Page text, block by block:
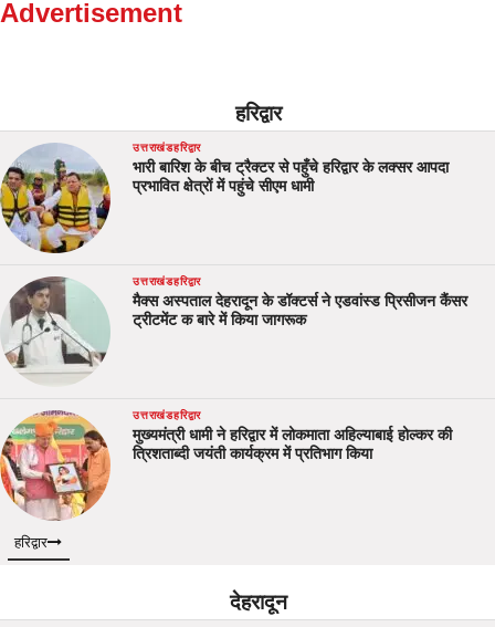
Advertisement
हरिद्वार
उत्तराखंडहरिद्वार
भारी बारिश के बीच ट्रैक्टर से पहुँचे हरिद्वार के लक्सर आपदा
प्रभावित क्षेत्रों में पहुंचे सीएम धामी
उत्तराखंडहरिद्वार
मैक्स अस्पताल देहरादून के डॉक्टर्स ने एडवांस्ड प्रिसीजन कैंसर
ट्रीटमेंट क बारे में किया जागरूक
उत्तराखंडहरिद्वार
मुख्यमंत्री धामी ने हरिद्वार में लोकमाता अहिल्याबाई होल्कर की
त्रिशताब्दी जयंती कार्यक्रम में प्रतिभाग किया
हरिद्वार
देहरादून